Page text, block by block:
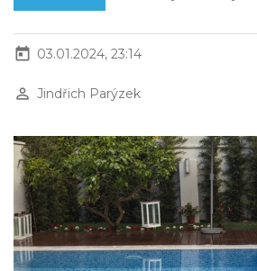
today 03.01.2024, 23:14
perm_identity Jindřich Parýzek